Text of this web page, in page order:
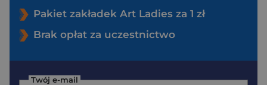
Pakiet zakładek Art Ladies za 1 zł
Brak opłat za uczestnictwo
Twój e-mail